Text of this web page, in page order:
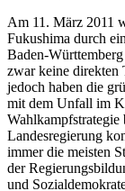
Am 11. März 2011
Fukushima durch
Baden-
zwar keine direkten
jedoch haben die
mit dem Unfall im
Wahlkampfstrategie
Landesregierung
immer die meisten
der
und